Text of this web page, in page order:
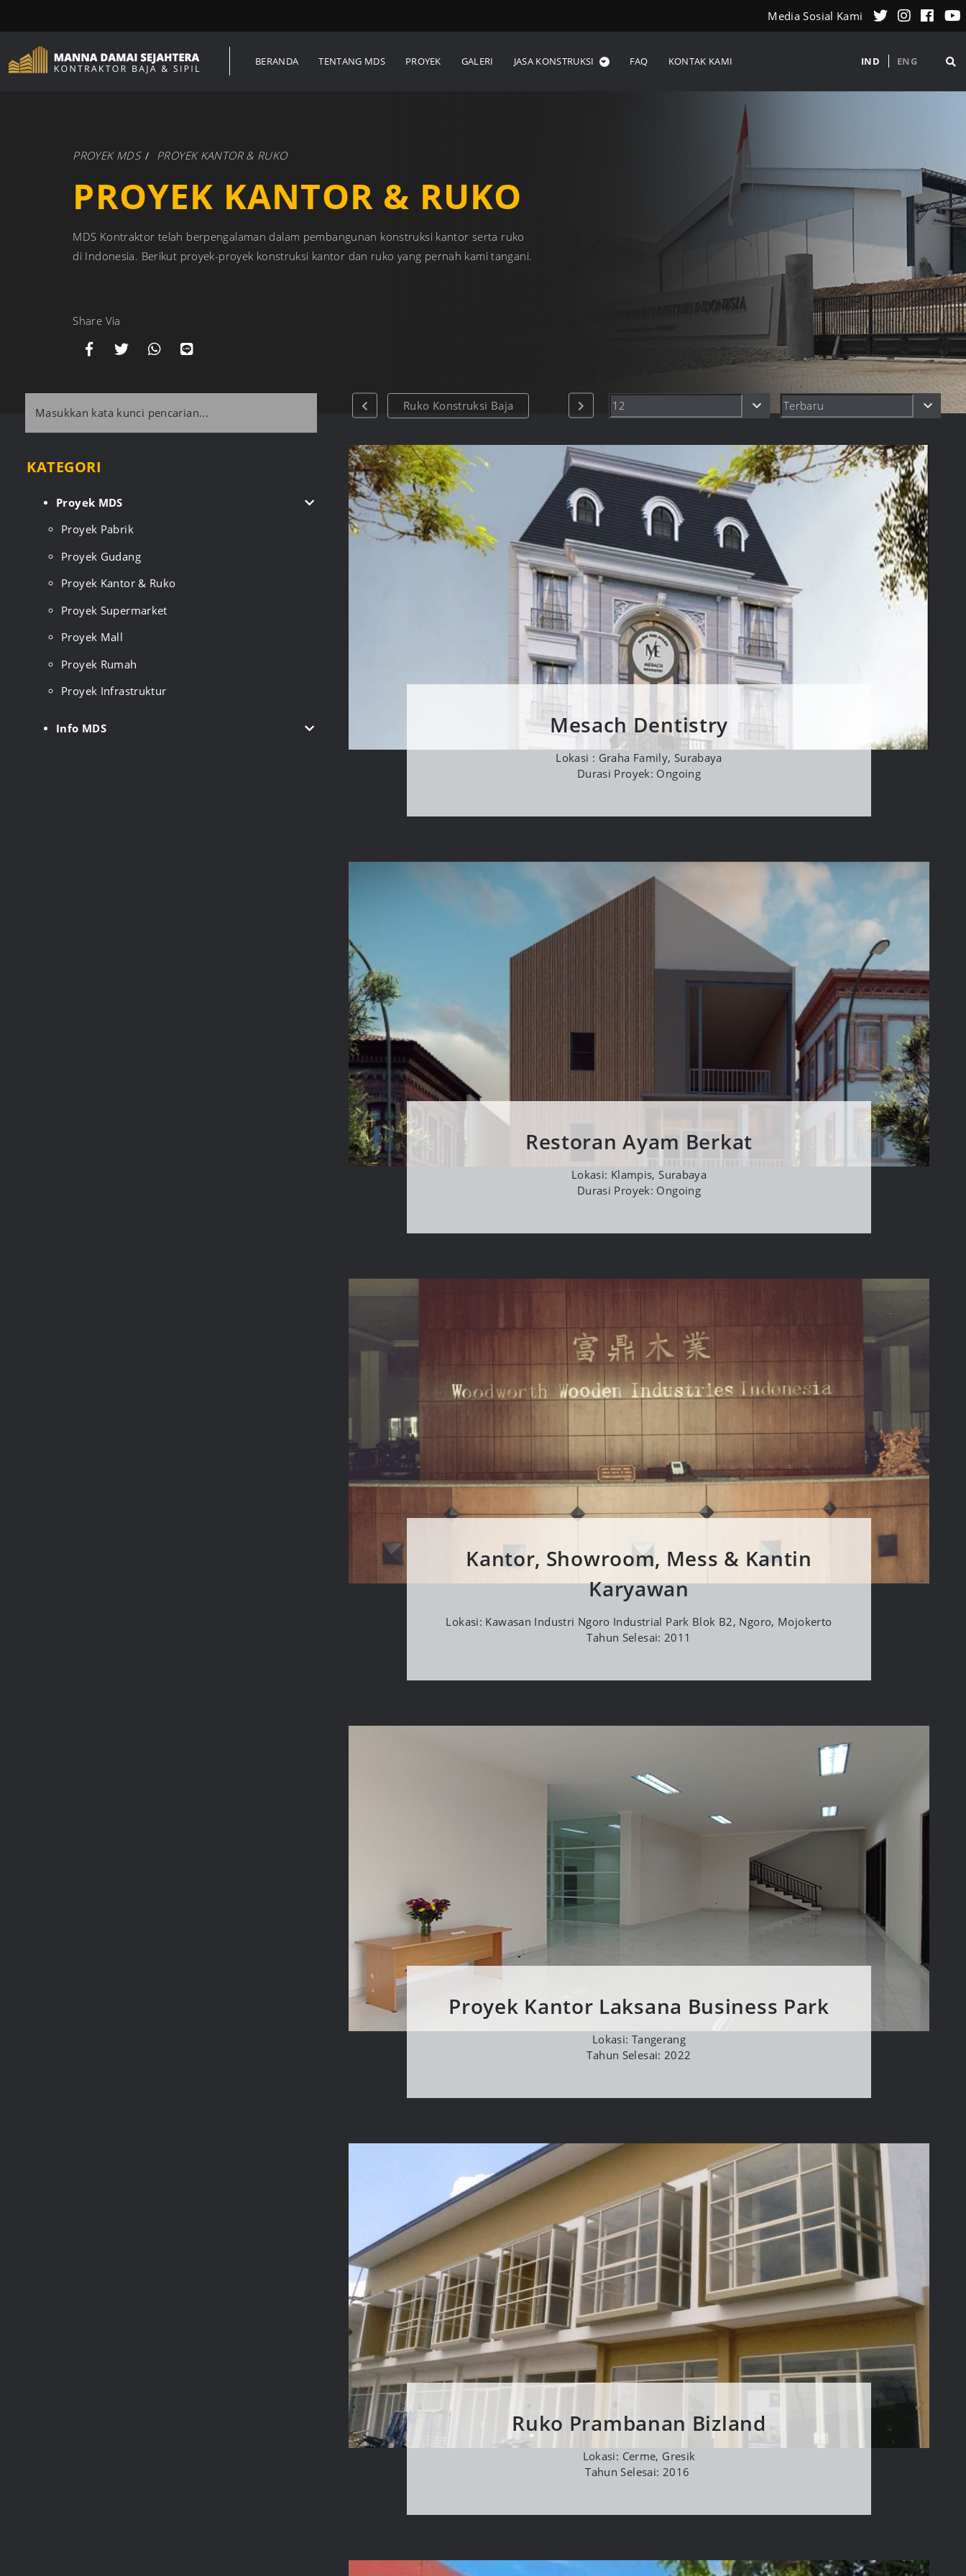
Media Sosial Kami
BERANDA TENTANG MDS PROYEK GALERI JASA KONSTRUKSI FAQ KONTAK KAMI IND ENG
PROYEK MDS PROYEK KANTOR & RUKO
PROYEK KANTOR & RUKO
MDS Kontraktor telah berpengalaman dalam pembangunan konstruksi kantor serta ruko
di Indonesia. Berikut proyek-proyek konstruksi kantor dan ruko yang pernah kami tangani.
Share Via
KATEGORI
Proyek MDS
Proyek Pabrik
Proyek Gudang
Proyek Kantor & Ruko
Proyek Supermarket
Proyek Mall
Proyek Rumah
Proyek Infrastruktur
Info MDS
Ruko Konstruksi Baja
Konstruksi Ruko
Mesach Dentistry
Lokasi : Graha Family, Surabaya
Durasi Proyek: Ongoing
Restoran Ayam Berkat
Lokasi: Klampis, Surabaya
Durasi Proyek: Ongoing
Kantor, Showroom, Mess & Kantin
Karyawan
Lokasi: Kawasan Industri Ngoro Industrial Park Blok B2, Ngoro, Mojokerto
Tahun Selesai: 2011
Proyek Kantor Laksana Business Park
Lokasi: Tangerang
Tahun Selesai: 2022
Ruko Prambanan Bizland
Lokasi: Cerme, Gresik
Tahun Selesai: 2016